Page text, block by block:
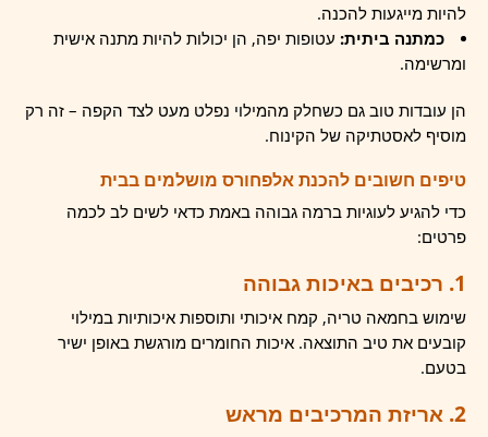
להיות מייגעות להכנה.
כמתנה ביתית: עטופות יפה, הן יכולות להיות מתנה אישית
ומרשימה.
הן עובדות טוב גם כשחלק מהמילוי נפלט מעט לצד הקפה – זה רק
מוסיף לאסטתיקה של הקינוח.
טיפים חשובים להכנת אלפחורס מושלמים בבית
כדי להגיע לעוגיות ברמה גבוהה באמת כדאי לשים לב לכמה
פרטים:
1. רכיבים באיכות גבוהה
שימוש בחמאה טריה, קמח איכותי ותוספות איכותיות במילוי
קובעים את טיב התוצאה. איכות החומרים מורגשת באופן ישיר
בטעם.
2. אריזת המרכיבים מראש